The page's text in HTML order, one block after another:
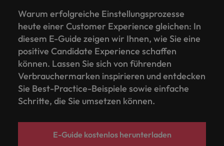
Warum erfolgreiche Einstellungsprozesse
heute einer Customer Experience gleichen: In
diesem E-Guide zeigen wir Ihnen, wie Sie eine
positive Candidate Experience schaffen
können. Lassen Sie sich von führenden
Verbrauchermarken inspirieren und entdecken
Sie Best-Practice-Beispiele sowie einfache
Schritte, die Sie umsetzen können.
E-Guide kostenlos herunterladen